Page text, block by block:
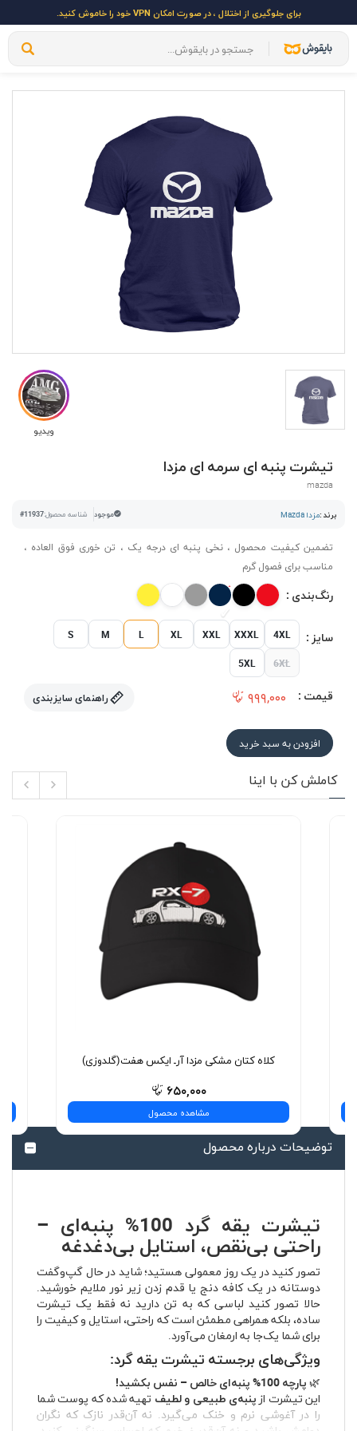
برای جلوگیری از اختلال ، در صورت امکان VPN خود را خاموش کنید.
ویدیو
تیشرت پنبه ای سرمه ای مزدا
mazda
برند :مزدا Mazda موجود شناسه محصول:#11937
تضمین کیفیت محصول ، نخی پنبه ای درجه یک ، تن خوری فوق العاده ،
مناسب برای فصول گرم
رنگ‌بندی :
سایز : S M L XL XXL XXXL 4XL
5XL 6XL
قیمت : ۹۹۹,۰۰۰ راهنمای سایزبندی
افزودن به سبد خرید
کاملش کن با اینا
کلاه کتان مشکی مزدا آرـ ایکس هفت(گلدوزی)
۶۵۰,۰۰۰
مشاهده محصول
توضیحات درباره محصول
تیشرت یقه گرد 100% پنبه‌ای –
راحتی بی‌نقص، استایل بی‌دغدغه
تصور کنید در یک روز معمولی هستید؛ شاید در حال گپ‌وگفت
دوستانه در یک کافه دنج یا قدم زدن زیر نور ملایم خورشید.
حالا تصور کنید لباسی که به تن دارید نه فقط یک تیشرت
ساده، بلکه همراهی مطمئن است که راحتی، استایل و کیفیت را
برای شما یک‌جا به ارمغان می‌آورد.
ویژگی‌های برجسته تیشرت یقه گرد:
🌿 پارچه 100% پنبه‌ای خالص – نفس بکشید!
این تیشرت از پنبه‌ی طبیعی و لطیف تهیه شده که پوست شما
را در آغوشی نرم و خنک می‌گیرد. نه آن‌قدر نازک که نگران